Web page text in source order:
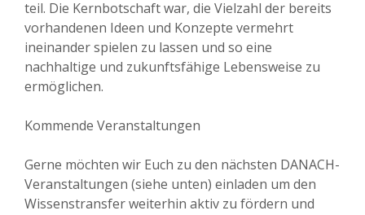
teil. Die Kernbotschaft war, die Vielzahl der bereits
vorhandenen Ideen und Konzepte vermehrt
ineinander spielen zu lassen und so eine
nachhaltige und zukunftsfähige Lebensweise zu
ermöglichen.
Kommende Veranstaltungen
Gerne möchten wir Euch zu den nächsten DANACH-
Veranstaltungen (siehe unten) einladen um den
Wissenstransfer weiterhin aktiv zu fördern und